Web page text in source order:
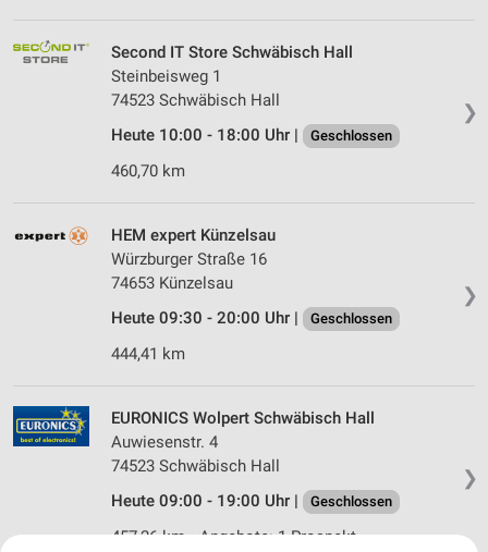
❯
Second IT Store Schwäbisch Hall
Steinbeisweg 1
74523 Schwäbisch Hall
Heute 10:00 - 18:00 Uhr |
Geschlossen
460,70 km
❯
HEM expert Künzelsau
Würzburger Straße 16
74653 Künzelsau
Heute 09:30 - 20:00 Uhr |
Geschlossen
444,41 km
❯
EURONICS Wolpert Schwäbisch Hall
Auwiesenstr. 4
74523 Schwäbisch Hall
Heute 09:00 - 19:00 Uhr |
Geschlossen
457,26 km • Angebote: 1 Prospekt